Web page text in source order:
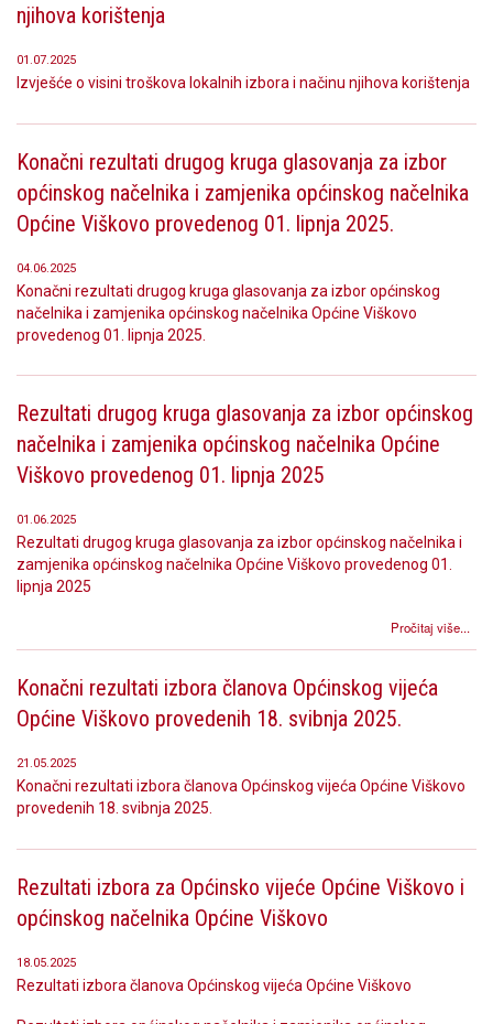
njihova korištenja
01.07.2025
Izvješće o visini troškova lokalnih izbora i načinu njihova korištenja
Konačni rezultati drugog kruga glasovanja za izbor
općinskog načelnika i zamjenika općinskog načelnika
Općine Viškovo provedenog 01. lipnja 2025.
04.06.2025
Konačni rezultati drugog kruga glasovanja za izbor općinskog
načelnika i zamjenika općinskog načelnika Općine Viškovo
provedenog 01. lipnja 2025.
Rezultati drugog kruga glasovanja za izbor općinskog
načelnika i zamjenika općinskog načelnika Općine
Viškovo provedenog 01. lipnja 2025
01.06.2025
Rezultati drugog kruga glasovanja za izbor općinskog načelnika i
zamjenika općinskog načelnika Općine Viškovo provedenog 01.
lipnja 2025
Pročitaj više...
Konačni rezultati izbora članova Općinskog vijeća
Općine Viškovo provedenih 18. svibnja 2025.
21.05.2025
Konačni rezultati izbora članova Općinskog vijeća Općine Viškovo
provedenih 18. svibnja 2025.
Rezultati izbora za Općinsko vijeće Općine Viškovo i
općinskog načelnika Općine Viškovo
18.05.2025
Rezultati izbora članova Općinskog vijeća Općine Viškovo